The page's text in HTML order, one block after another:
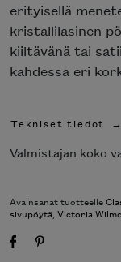
erityisellä
kristallilasinen
kiiltävänä tai
kahdessa eri
Tekniset tiedot
Valmistajan koko
Avainsanat tuotteelle
sivupöytä, Victoria